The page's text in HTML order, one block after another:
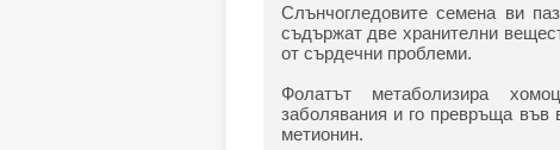
Слънчогледовите семена ви
съдържат две хранителни
от сърдечни проблеми.
Фолатът метаболизира
заболявания и го превръща във
метионин.